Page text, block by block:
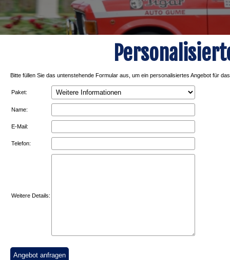
Bitte füllen Sie das untenstehende Formular aus, um ein personalisiertes Angebot für
Paket:
Name:
E-Mail:
Telefon:
Weitere Details:
Angebot anfragen